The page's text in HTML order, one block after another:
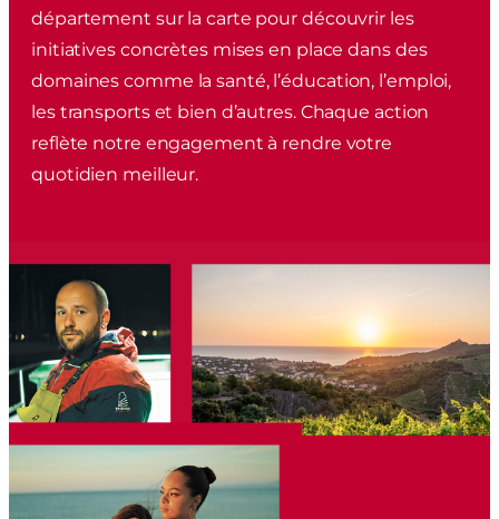
département sur la carte pour découvrir les
initiatives concrètes mises en place dans des
domaines comme la santé, l’éducation, l’emploi,
les transports et bien d’autres. Chaque action
reflète notre engagement à rendre votre
quotidien meilleur.